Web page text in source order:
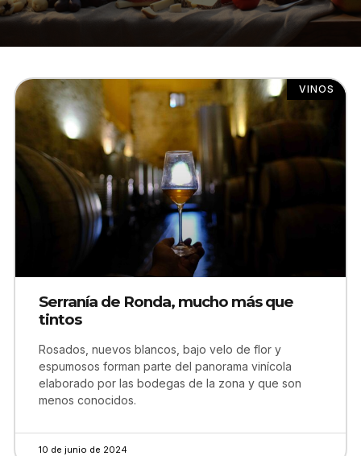
VINOS
Serranía de Ronda, mucho más que
tintos
Rosados, nuevos blancos, bajo velo de flor y
espumosos forman parte del panorama vinícola
elaborado por las bodegas de la zona y que son
menos conocidos.
10 de junio de 2024